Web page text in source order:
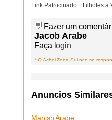
Link Patrocinado: Filhotes a
Fazer um
Jacob Arabe
Faça login
* O Achei Zona Sul não se
Anuncios
Manish Arabe